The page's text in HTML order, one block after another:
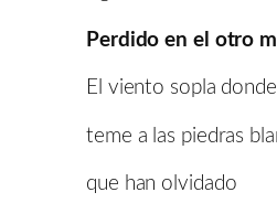
Perdido en el otro
El viento sopla
teme a las piedras
que han olvidado